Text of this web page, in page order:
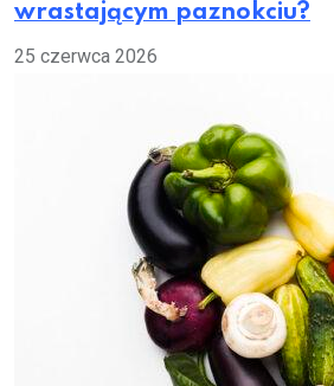
wrastającym paznokciu?
25 czerwca 2026